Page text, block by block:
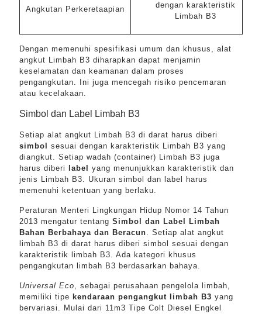
Angkutan Perkeretaapian
dengan karakteristik
Limbah B3
Dengan memenuhi spesifikasi umum dan khusus, alat
angkut Limbah B3 diharapkan dapat menjamin
keselamatan dan keamanan dalam proses
pengangkutan. Ini juga mencegah risiko pencemaran
atau kecelakaan.
Simbol dan Label Limbah B3
Setiap alat angkut Limbah B3 di darat harus diberi
simbol
sesuai dengan karakteristik Limbah B3 yang
diangkut. Setiap wadah (container) Limbah B3 juga
harus diberi
label
yang menunjukkan karakteristik dan
jenis Limbah B3. Ukuran simbol dan label harus
memenuhi ketentuan yang berlaku.
Peraturan Menteri Lingkungan Hidup Nomor 14 Tahun
2013 mengatur tentang Simbol dan Label Limbah
Bahan Berbahaya dan Beracun. Setiap alat angkut
limbah B3 di darat harus diberi simbol sesuai dengan
karakteristik limbah B3. Ada kategori khusus
pengangkutan limbah B3 berdasarkan bahaya.
Universal Eco, sebagai perusahaan pengelola limbah,
memiliki tipe kendaraan pengangkut limbah B3 yang
bervariasi. Mulai dari 11m3 Tipe Colt Diesel Engkel